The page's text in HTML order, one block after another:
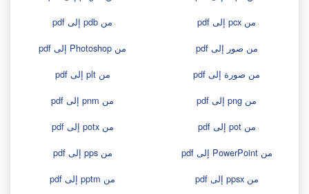
من pcx إلى pdf
من pdb إلى pdf
من صور إلى pdf
من Photoshop إلى pdf
من صورة إلى pdf
من plt إلى pdf
من png إلى pdf
من pnm إلى pdf
من pot إلى pdf
من potx إلى pdf
من PowerPoint إلى pdf
من pps إلى pdf
من ppsx إلى pdf
من pptm إلى pdf